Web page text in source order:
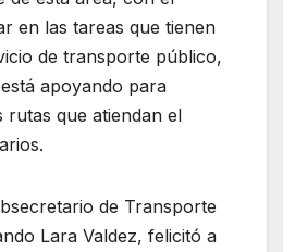
en las tareas que tienen
de transporte público,
apoyando para
rutas que atiendan el
de Transporte
Lara Valdez, felicitó a